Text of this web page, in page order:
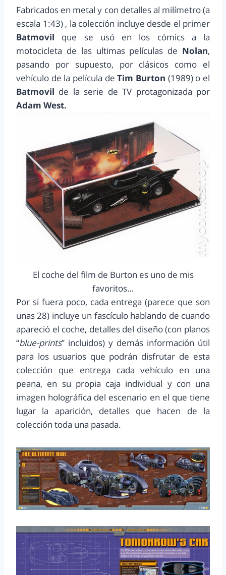
Fabricados en metal y con detalles al milímetro (a
escala 1:43) , la colección incluye desde el primer
Batmovil que se usó en los cómics a la
motocicleta de las ultimas películas de Nolan,
pasando por supuesto, por clásicos como el
vehículo de la película deTim Burton (1989) o el
Batmovil de la serie de TV protagonizada por
Adam West.
El coche del film de Burton es uno de mis
favoritos…
Por si fuera poco, cada entrega (parece que son
unas 28) incluye un fascículo hablando de cuando
apareció el coche, detalles del diseño (con planos
“blue-prints” incluidos) y demás información útil
para los usuarios que podrán disfrutar de esta
colección que entrega cada vehículo en una
peana, en su propia caja individual y con una
imagen holográfica del escenario en el que tiene
lugar la aparición, detalles que hacen de la
colección toda una pasada.